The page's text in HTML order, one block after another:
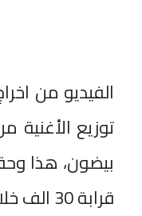
الفيديو من
توزيع
بيضون، هذا
قرابة 30 الف خلال يوم واحد.